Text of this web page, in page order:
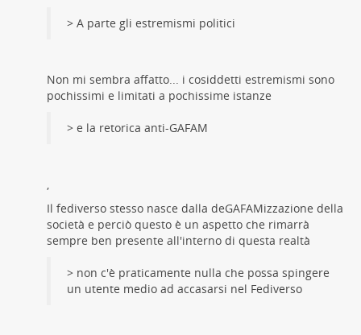
> A parte gli estremismi politici
Non mi sembra affatto... i cosiddetti estremismi sono
pochissimi e limitati a pochissime istanze
> e la retorica anti-GAFAM
,
Il fediverso stesso nasce dalla deGAFAMizzazione della
società e perciò questo è un aspetto che rimarrà
sempre ben presente all'interno di questa realtà
> non c'è praticamente nulla che possa spingere
un utente medio ad accasarsi nel Fediverso